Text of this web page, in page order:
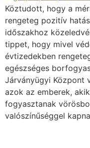
Köztudott, hogy a
rengeteg pozitív
időszakhoz
tippet, hogy mivel
évtizedekben
egészséges
Járványügyi Központ
azok az emberek,
fogyasztanak
valószínűséggel